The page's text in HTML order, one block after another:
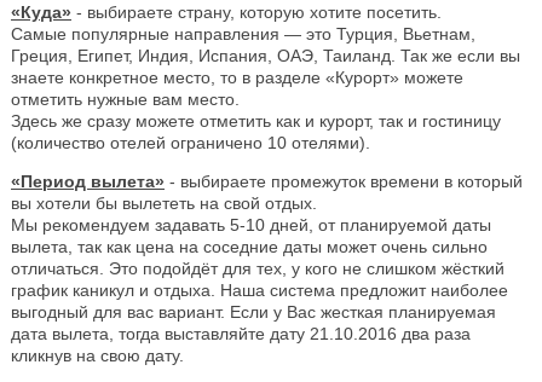
«Куда» - выбираете страну, которую хотите посетить.
Самые популярные направления — это Турция, Вьетнам,
Греция, Египет, Индия, Испания, ОАЭ, Таиланд. Так же если вы
знаете конкретное место, то в разделе «Курорт» можете
отметить нужные вам место.
Здесь же сразу можете отметить как и курорт, так и гостиницу
(количество отелей ограничено 10 отелями).
«Период вылета» - выбираете промежуток времени в который
вы хотели бы вылететь на свой отдых.
Мы рекомендуем задавать 5-10 дней, от планируемой даты
вылета, так как цена на соседние даты может очень сильно
отличаться. Это подойдёт для тех, у кого не слишком жёсткий
график каникул и отдыха. Наша система предложит наиболее
выгодный для вас вариант. Если у Вас жесткая планируемая
дата вылета, тогда выставляйте дату 21.10.2016 два раза
кликнув на свою дату.